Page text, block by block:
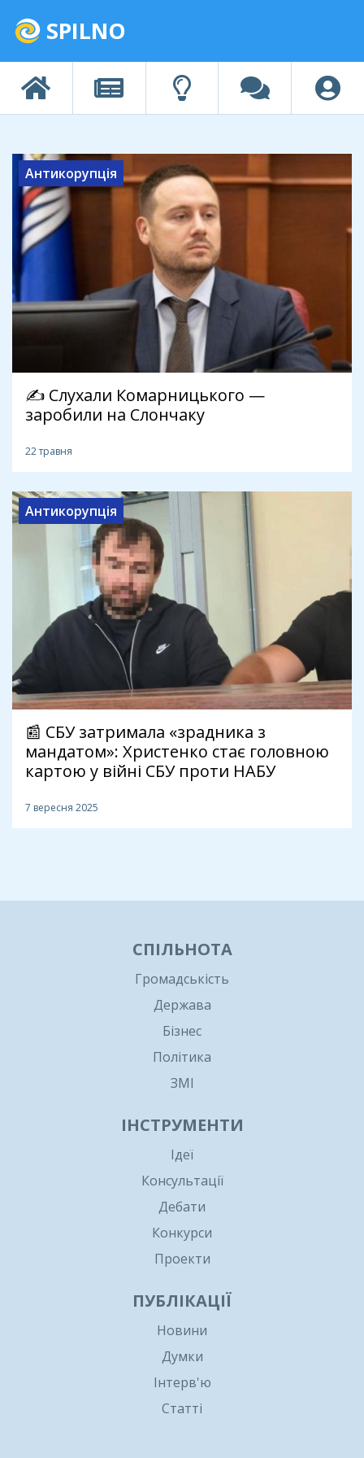
SPILNO
Антикорупція
✍️ Слухали Комарницького —
заробили на Слончаку
22 травня
Антикорупція
📰 СБУ затримала «зрадника з
мандатом»: Христенко стає головною
картою у війні СБУ проти НАБУ
7 вересня 2025
СПІЛЬНОТА
Громадськість
Держава
Бізнес
Політика
ЗМІ
ІНСТРУМЕНТИ
Ідеї
Консультації
Дебати
Конкурси
Проекти
ПУБЛІКАЦІЇ
Новини
Думки
Інтерв'ю
Статті